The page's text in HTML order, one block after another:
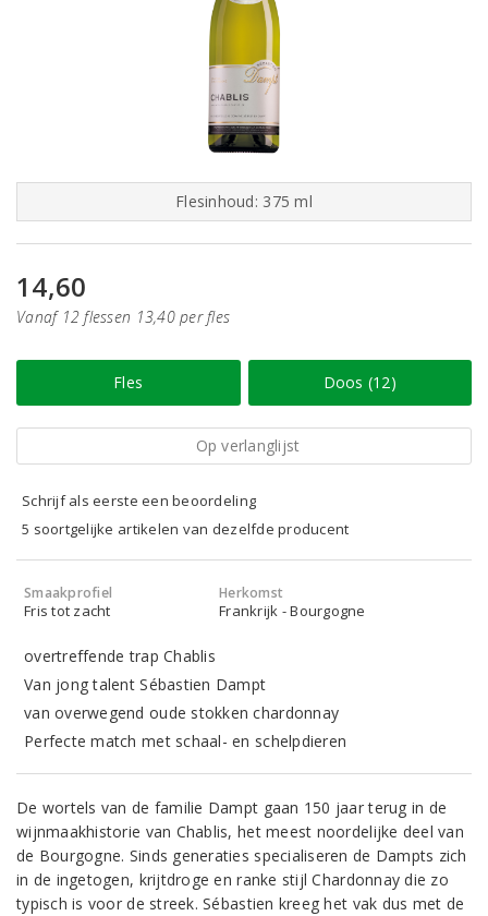
Flesinhoud: 375 ml
14,60
Vanaf 12 flessen 13,40 per fles
Fles Doos (12)
Op verlanglijst
Schrijf als eerste een beoordeling
5 soortgelijke artikelen van dezelfde producent
Smaakprofiel
Fris tot zacht
Herkomst
Frankrijk - Bourgogne
overtreffende trap Chablis
Van jong talent Sébastien Dampt
van overwegend oude stokken chardonnay
Perfecte match met schaal- en schelpdieren
De wortels van de familie Dampt gaan 150 jaar terug in de
wijnmaakhistorie van Chablis, het meest noordelijke deel van
de Bourgogne. Sinds generaties specialiseren de Dampts zich
in de ingetogen, krijtdroge en ranke stijl Chardonnay die zo
typisch is voor de streek. Sébastien kreeg het vak dus met de